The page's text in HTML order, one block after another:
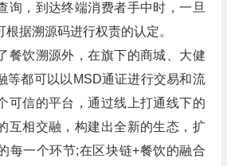
询，到达终端消费者手中时，一旦
据溯源码进行权责的认定。
饮溯源外，在旗下的商城、大健
等都可以以MSD通证进行交易和流
可信的平台，通过线上打通线下的
互相交融，构建出全新的生态，扩
每一个环节;在区块链+餐饮的融合